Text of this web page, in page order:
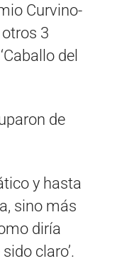
Curvino-
3
del
de
y hasta
sino más
diría
claro’.